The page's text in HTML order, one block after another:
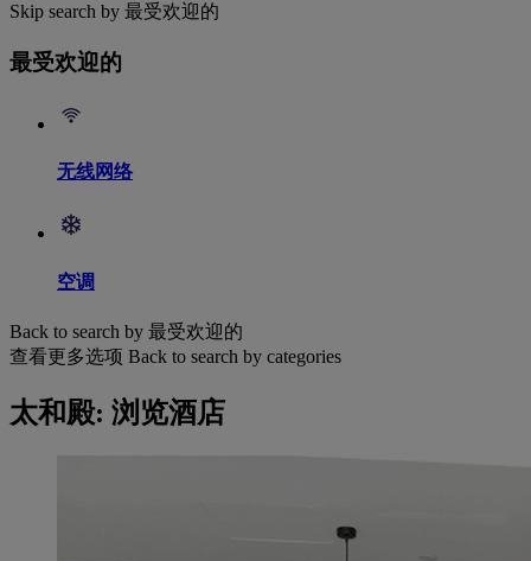
Skip search by 最受欢迎的
最受欢迎的
无线网络
空调
Back to search by 最受欢迎的
查看更多选项 Back to search by categories
太和殿: 浏览酒店